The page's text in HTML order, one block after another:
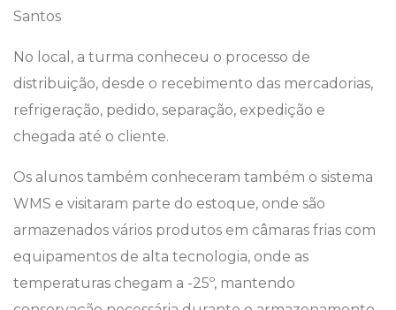
Santos
No local, a turma conheceu o processo de
distribuição, desde o recebimento das mercadorias,
refrigeração, pedido, separação, expedição e
chegada até o cliente.
Os alunos também conheceram também o sistema
WMS e visitaram parte do estoque, onde são
armazenados vários produtos em câmaras frias com
equipamentos de alta tecnologia, onde as
temperaturas chegam a -25º, mantendo